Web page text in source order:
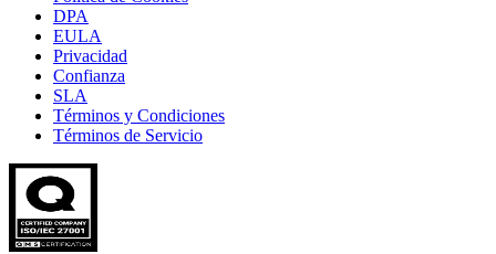
DPA
EULA
Privacidad
Confianza
SLA
Términos y Condiciones
Términos de Servicio